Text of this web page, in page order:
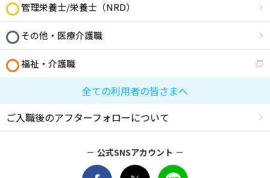
管理栄養士/栄養士（NRD）
その他・医療介護職
福祉・介護職
全ての利用者の皆さまへ
ご入職後のアフターフォローについて
公式SNSアカウント